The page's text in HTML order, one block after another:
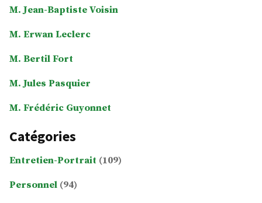
M. Jean-Baptiste Voisin
M. Erwan Leclerc
M. Bertil Fort
M. Jules Pasquier
M. Frédéric Guyonnet
Catégories
Entretien-Portrait (109)
Personnel (94)